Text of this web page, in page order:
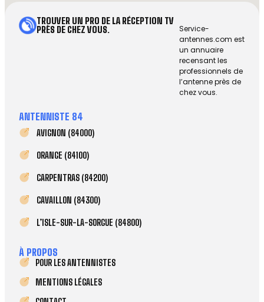
TROUVER UN PRO DE LA RÉCEPTION TV
PRÈS DE CHEZ VOUS.
Service-
antennes.com est
un annuaire
recensant les
professionnels de
l’antenne près de
chez vous.
ANTENNISTE 84
AVIGNON (84000)
ORANGE (84100)
CARPENTRAS (84200)
CAVAILLON (84300)
L’ISLE-SUR-LA-SORGUE (84800)
À PROPOS
POUR LES ANTENNISTES
MENTIONS LÉGALES